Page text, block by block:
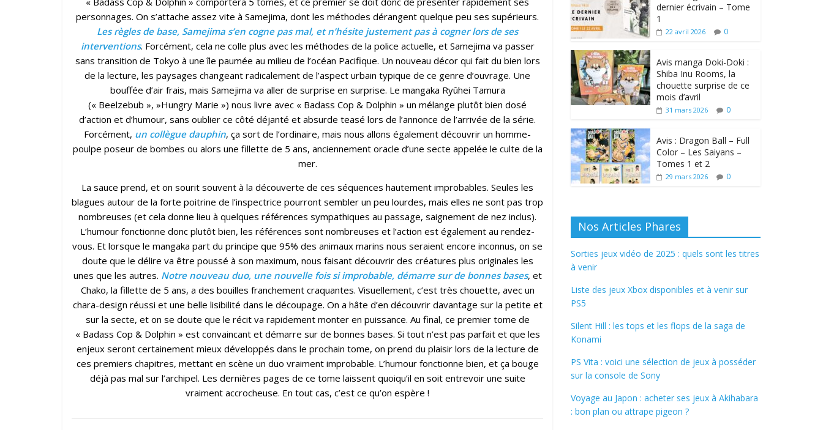
personnages. On s’attache assez vite à Samejima, dont les méthodes dérangent quelque peu ses supérieurs.
Les règles de base, Samejima s’en cogne pas mal, et n’hésite justement pas à cogner lors de ses
interventions. Forcément, cela ne colle plus avec les méthodes de la police actuelle, et Samejima va passer
sans transition de Tokyo à une île paumée au milieu de l’océan Pacifique. Un nouveau décor qui fait du bien lors
de la lecture, les paysages changeant radicalement de l’aspect urbain typique de ce genre d’ouvrage. Une
bouffée d’air frais, mais Samejima va aller de surprise en surprise. Le mangaka Ryûhei Tamura
(« Beelzebub », »Hungry Marie ») nous livre avec « Badass Cop & Dolphin » un mélange plutôt bien dosé
d’action et d’humour, sans oublier ce côté déjanté et absurde teasé lors de l’annonce de l’arrivée de la série.
Forcément, un collègue dauphin, ça sort de l’ordinaire, mais nous allons également découvrir un homme-
poulpe poseur de bombes ou alors une fillette de 5 ans, anciennement oracle d’une secte appelée le culte de la
mer.
La sauce prend, et on sourit souvent à la découverte de ces séquences hautement improbables. Seules les
blagues autour de la forte poitrine de l’inspectrice pourront sembler un peu lourdes, mais elles ne sont pas trop
nombreuses (et cela donne lieu à quelques références sympathiques au passage, saignement de nez inclus).
L’humour fonctionne donc plutôt bien, les références sont nombreuses et l’action est également au rendez-
vous. Et lorsque le mangaka part du principe que 95% des animaux marins nous seraient encore inconnus, on se
doute que le délire va être poussé à son maximum, nous faisant découvrir des créatures plus originales les
unes que les autres. Notre nouveau duo, une nouvelle fois si improbable, démarre sur de bonnes bases, et
Chako, la fillette de 5 ans, a des bouilles franchement craquantes. Visuellement, c’est très chouette, avec un
chara-design réussi et une belle lisibilité dans le découpage. On a hâte d’en découvrir davantage sur la petite et
sur la secte, et on se doute que le récit va rapidement monter en puissance. Au final, ce premier tome de
« Badass Cop & Dolphin » est convaincant et démarre sur de bonnes bases. Si tout n’est pas parfait et que les
enjeux seront certainement mieux développés dans le prochain tome, on prend du plaisir lors de la lecture de
ces premiers chapitres, mettant en scène un duo vraiment improbable. L’humour fonctionne bien, et ça bouge
déjà pas mal sur l’archipel. Les dernières pages de ce tome laissent quoiqu’il en soit entrevoir une suite
vraiment accrocheuse. En tout cas, c’est ce qu’on espère !
dernier écrivain – Tome
1
22 avril 2026 0
Avis manga Doki-Doki :
Shiba Inu Rooms, la
chouette surprise de ce
mois d’avril
31 mars 2026 0
Avis : Dragon Ball – Full
Color – Les Saiyans –
Tomes 1 et 2
29 mars 2026 0
Nos Articles Phares
Sorties jeux vidéo de 2025 : quels sont les titres
à venir
Liste des jeux Xbox disponibles et à venir sur
PS5
Silent Hill : les tops et les flops de la saga de
Konami
PS Vita : voici une sélection de jeux à posséder
sur la console de Sony
Voyage au Japon : acheter ses jeux à Akihabara
: bon plan ou attrape pigeon ?